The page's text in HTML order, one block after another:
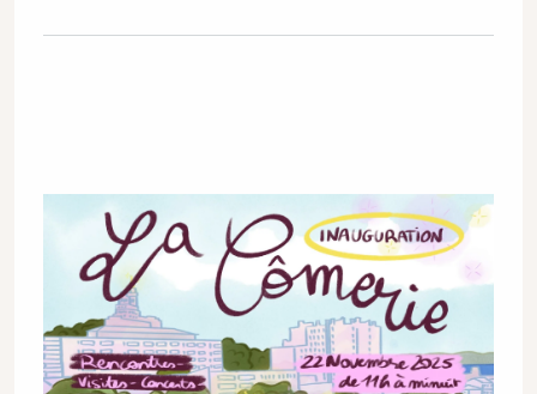
Image